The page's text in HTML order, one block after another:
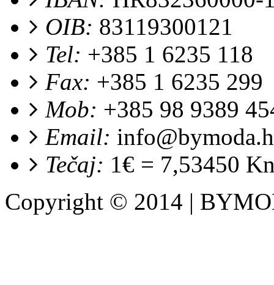
OIB: 83119300121
Tel: +385 1 6235 118
Fax: +385 1 6235 299
Mob: +385 98 9389
Email:
Tečaj: 1€ = 7,53450
Copyright © 2014 |